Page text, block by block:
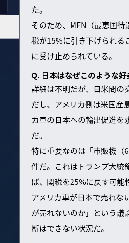
た。
そのため、MFN（最恵国
税が15%に引き下げられる
に受け止められている。
Q. 日本はなぜこのような
詳細は不明だが、日米間の
だし、アメリカ側は米国産
カ車の日本への輸出促進を
だ。
特に重要なのは「市販機（
件だ。これはトランプ大統
ば、関税を25%に戻す可能
アメリカ車が日本で売れな
が売れないのか」という議
断はできない状況だ。